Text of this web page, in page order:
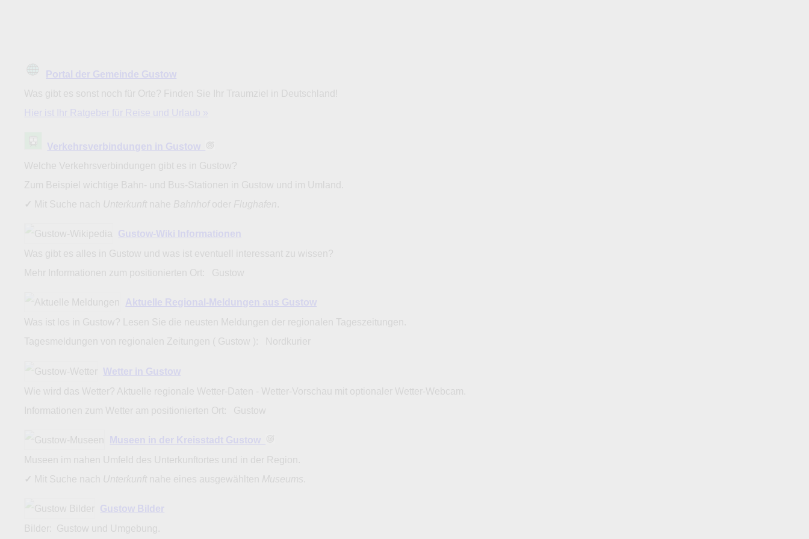
Portal der Gemeinde Gustow
Was gibt es sonst noch für Orte? Finden Sie Ihr Traumziel in Deutschland!
Hier ist Ihr Ratgeber für Reise und Urlaub »
Verkehrsverbindungen in Gustow
Welche Verkehrsverbindungen gibt es in Gustow?
Zum Beispiel wichtige Bahn- und Bus-Stationen in Gustow und im Umland.
✓ Mit Suche nach Unterkunft nahe Bahnhofoder Flughafen.
Gustow-Wiki Informationen
Was gibt es alles in Gustow und was ist eventuell interessant zu wissen?
Mehr Informationen zum positionierten Ort: Gustow
Aktuelle Regional-Meldungen aus Gustow
Was ist los in Gustow? Lesen Sie die neusten Meldungen der regionalen Tageszeitungen.
Tagesmeldungen von regionalen Zeitungen ( Gustow ): Nordkurier
Wetter in Gustow
Wie wird das Wetter? Aktuelle regionale Wetter-Daten - Wetter-Vorschau mit optionaler Wetter-Webcam.
Informationen zum Wetter am positionierten Ort: Gustow
Museen in der Kreisstadt Gustow
Museen im nahen Umfeld des Unterkunftortes und in der Region.
✓ Mit Suche nach Unterkunft nahe eines ausgewählten Museums.
Gustow Bilder
Bilder: Gustow und Umgebung.